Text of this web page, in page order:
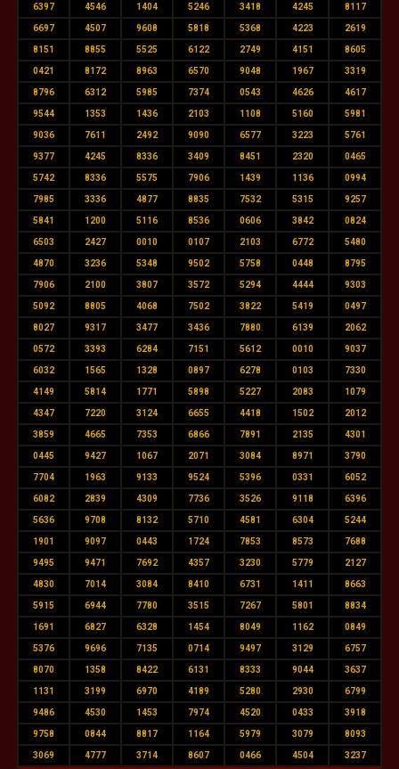
6397 4546 1404 5246 3418 4245 8117
6697 4507 9608 5818 5368 4223 2619
8151 8855 5525 6122 2749 4151 8605
0421 8172 8963 6570 9048 1967 3319
8796 6312 5985 7374 0543 4626 4617
9544 1353 1436 2103 1108 5160 5981
9036 7611 2492 9090 6577 3223 5761
9377 4245 8336 3409 8451 2320 0465
5742 8336 5575 7906 1439 1136 0994
7985 3336 4877 8835 7532 5315 9257
5841 1200 5116 8536 0606 3842 0824
6503 2427 0010 0107 2103 6772 5480
4870 3236 5348 9502 5758 0448 8795
7906 2100 3807 3572 5294 4444 9303
5092 8805 4068 7502 3822 5419 0497
8027 9317 3477 3436 7880 6139 2062
0572 3393 6284 7151 5612 0010 9037
6032 1565 1328 0897 6278 0103 7330
4149 5814 1771 5898 5227 2083 1079
4347 7220 3124 6655 4418 1502 2012
3859 4665 7353 6866 7891 2135 4301
0445 9427 1067 2071 3084 8971 3790
7704 1963 9133 9524 5396 0331 6052
6082 2839 4309 7736 3526 9118 6396
5636 9708 8132 5710 4581 6304 5244
1901 9097 0443 1724 7853 8573 7688
9495 9471 7692 4357 3230 5779 2127
4830 7014 3084 8410 6731 1411 8663
5915 6944 7780 3515 7267 5801 8834
1691 6827 6328 1454 8049 1162 0849
5376 9696 7135 0714 9497 3129 6757
8070 1358 8422 6131 8333 9044 3637
1131 3199 6970 4189 5280 2930 6799
9486 4530 1453 7974 4520 0433 3918
9758 0844 8817 1164 5979 3079 8093
3069 4777 3714 8607 0466 4504 3237